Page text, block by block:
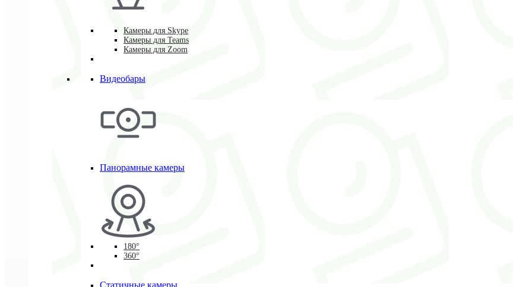
Камеры для Skype
Камеры для Teams
Камеры для Zoom
Видеобары
Панорамные камеры
180°
360°
Статичные камеры